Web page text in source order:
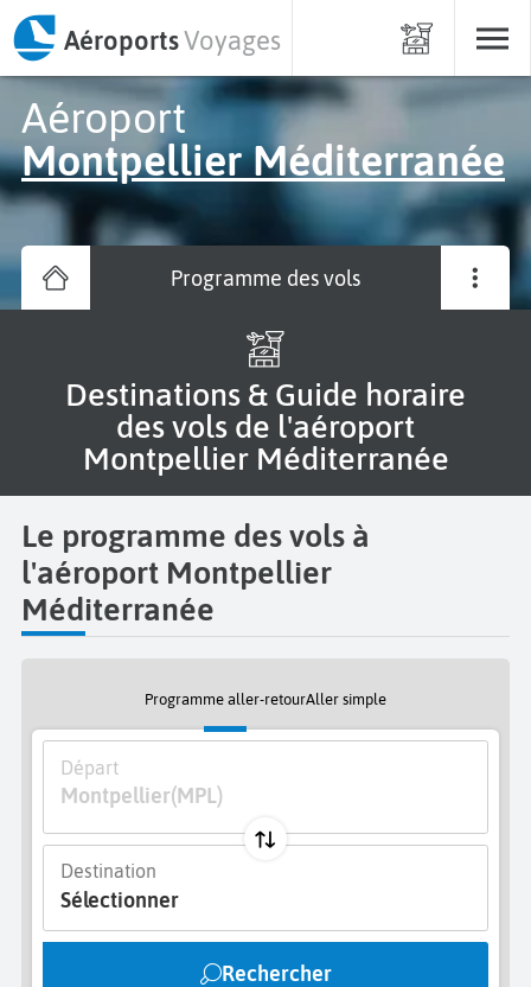
AéroportsVoyages
Aéroport
Montpellier Méditerranée
Programme des vols
Destinations & Guide horaire
des vols de l'aéroport
Montpellier Méditerranée
Le programme des vols à
l'aéroport Montpellier
Méditerranée
Programme aller-retourAller simple
Départ
Montpellier(MPL)
Destination
Sélectionner
Rechercher